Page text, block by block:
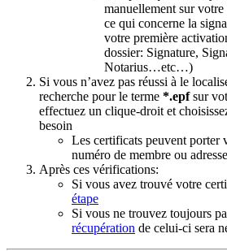
manuellement sur
ce qui concerne la
votre première
dossier: Signature,
Notarius…etc…)
Si vous n’avez pas réussi à le
recherche pour le terme *.epfsur
effectuez un clique-droit et
besoin
Les certificats peuvent porter
numéro de membre ou
Après ces vérifications:
Si vous avez trouvé votre
étape
Si vous ne trouvez toujours
récupération de celui-ci sera